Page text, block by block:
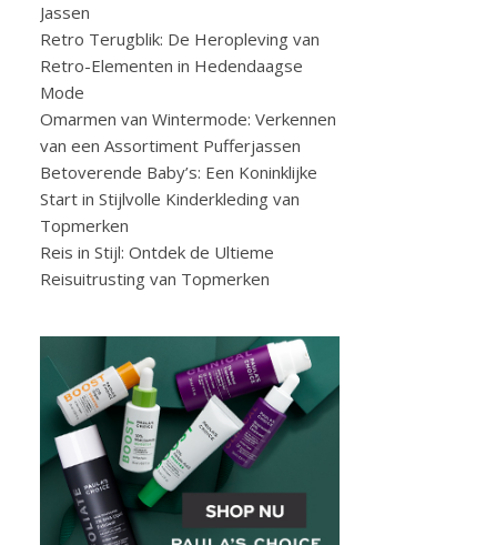
Jassen
Retro Terugblik: De Heropleving van
Retro-Elementen in Hedendaagse
Mode
Omarmen van Wintermode: Verkennen
van een Assortiment Pufferjassen
Betoverende Baby’s: Een Koninklijke
Start in Stijlvolle Kinderkleding van
Topmerken
Reis in Stijl: Ontdek de Ultieme
Reisuitrusting van Topmerken